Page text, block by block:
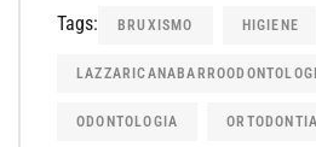
Tags: BRUXISMO HIGIENE
ODONTOLOGIA ORTODONTIA